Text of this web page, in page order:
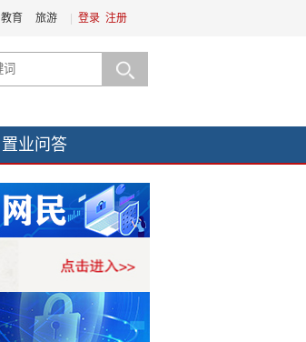
登录 注册
教育 旅游
置业问答